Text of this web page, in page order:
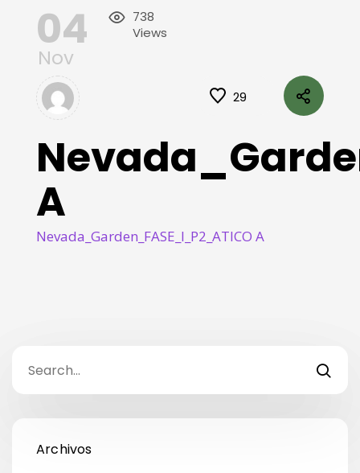
04
Nov
738
Views
29
A
Nevada_Garden_FASE_I_P2_ATICO A
Archivos